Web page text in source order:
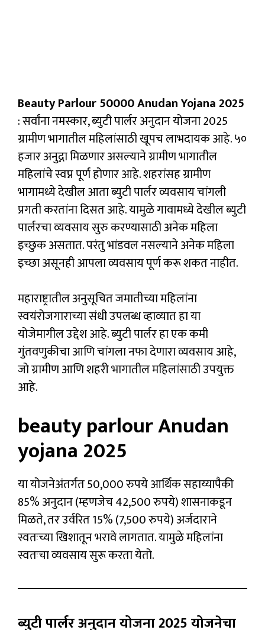
Beauty Parlour 50000 Anudan Yojana 2025
: सर्वांना नमस्कार, ब्युटी पार्लर अनुदान योजना 2025
ग्रामीण भागातील महिलांसाठी खूपच लाभदायक आहे. ५०
हजार अनुद्ना मिळणार असल्याने ग्रामीण भागातील
महिलांचे स्वप्न पूर्ण होणार आहे. शहरांसह ग्रामीण
भागामध्ये देखील आता ब्युटी पार्लर व्यवसाय चांगली
प्रगती करतांना दिसत आहे. यामुळे गावामध्ये देखील ब्युटी
पार्लरचा व्यवसाय सुरु करण्यासाठी अनेक महिला
इच्छुक असतात. परंतु भांडवल नसल्याने अनेक महिला
इच्छा असूनही आपला व्यवसाय पूर्ण करू शकत नाहीत.
महाराष्ट्रातील अनुसूचित जमातीच्या महिलांना
स्वयंरोजगाराच्या संधी उपलब्ध व्हाव्यात हा या
योजेमागील उद्देश आहे. ब्युटी पार्लर हा एक कमी
गुंतवणुकीचा आणि चांगला नफा देणारा व्यवसाय आहे,
जो ग्रामीण आणि शहरी भागातील महिलांसाठी उपयुक्त
आहे.
beauty parlour Anudan
yojana 2025
या योजनेअंतर्गत 50,000 रुपये आर्थिक सहाय्यापैकी
85% अनुदान (म्हणजेच 42,500 रुपये) शासनाकडून
मिळते, तर उर्वरित 15% (7,500 रुपये) अर्जदाराने
स्वतःच्या खिशातून भरावे लागतात. यामुळे महिलांना
स्वतःचा व्यवसाय सुरू करता येतो.
ब्युटी पार्लर अनुदान योजना 2025 योजनेचा